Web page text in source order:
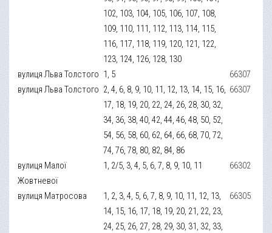
102, 103, 104, 105, 106, 107, 108,
109, 110, 111, 112, 113, 114, 115,
116, 117, 118, 119, 120, 121, 122,
123, 124, 126, 128, 130
вулиця Льва Толстого 1, 5
66307
вулиця Льва Толстого 2, 4, 6, 8, 9, 10, 11, 12, 13, 14, 15, 16,
17, 18, 19, 20, 22, 24, 26, 28, 30, 32,
34, 36, 38, 40, 42, 44, 46, 48, 50, 52,
54, 56, 58, 60, 62, 64, 66, 68, 70, 72,
74, 76, 78, 80, 82, 84, 86
66307
вулиця Малої
Жовтневої
1, 2/5, 3, 4, 5, 6, 7, 8, 9, 10, 11 66302
вулиця Матросова
1, 2, 3, 4, 5, 6, 7, 8, 9, 10, 11, 12, 13,
14, 15, 16, 17, 18, 19, 20, 21, 22, 23,
24, 25, 26, 27, 28, 29, 30, 31, 32, 33,
66305